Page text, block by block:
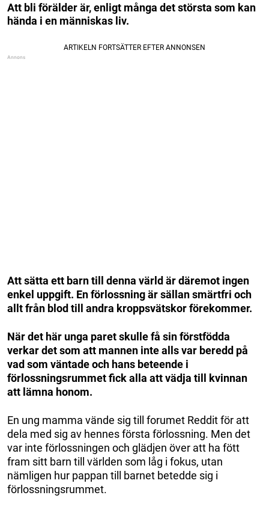
Att bli förälder är, enligt många det största som kan
hända i en människas liv.
Att sätta ett barn till denna värld är däremot ingen
enkel uppgift. En förlossning är sällan smärtfri och
allt från blod till andra kroppsvätskor förekommer.
När det här unga paret skulle få sin förstfödda
verkar det som att mannen inte alls var beredd på
vad som väntade och hans beteende i
förlossningsrummet fick alla att vädja till kvinnan
att lämna honom.
En ung mamma vände sig till forumet Reddit för att
dela med sig av hennes första förlossning. Men det
var inte förlossningen och glädjen över att ha fött
fram sitt barn till världen som låg i fokus, utan
nämligen hur pappan till barnet betedde sig i
förlossningsrummet.